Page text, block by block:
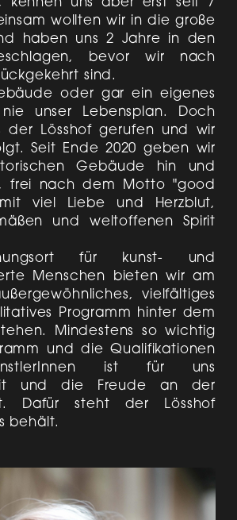
kennen uns aber erst seit 7
wollten wir in die große
haben uns 2 Jahre in den
bevor wir nach
sind.
oder gar ein eigenes
nie unser Lebensplan. Doch
der Lösshof gerufen und wir
Seit Ende 2020 geben wir
Gebäude hin und
frei nach dem Motto "good
viel Liebe und Herzblut,
und weltoffenen Spirit
für kunst- und
Menschen bieten wir am
vielfältiges
Programm hinter dem
Mindestens so wichtig
und die Qualifikationen
ist für uns
und die Freude an der
Dafür steht der Lösshof
behält.